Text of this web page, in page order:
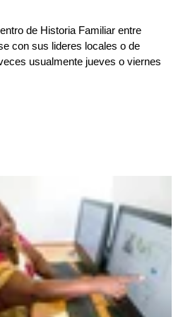
de Historia Familiar entre
con sus lideres locales o de
usualmente jueves o viernes